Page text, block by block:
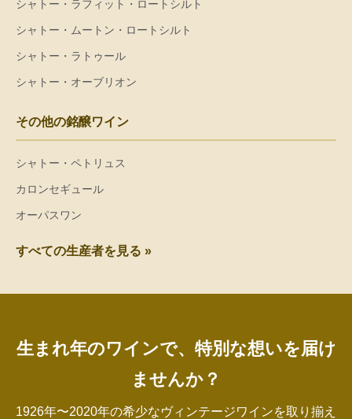
シャトー・ラフィット・ロートシルト
シャトー・ムートン・ロートシルト
シャトー・ラトゥール
シャトー・オーブリオン
その他の銘醸ワイン
シャトー・ペトリュス
カロンセギュール
オーパスワン
すべての生産者を見る »
生まれ年のワインで、特別な想いを届け
ませんか？
1926年〜2020年の希少なヴィンテージワインを取り揃え